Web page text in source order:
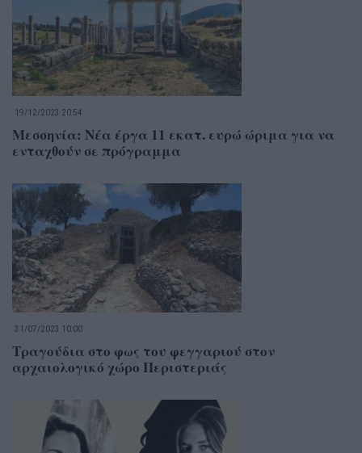
19/12/2023 20:54
Μεσσηνία: Νέα έργα 11 εκατ. ευρώ ώριμα για να
ενταχθούν σε πρόγραμμα
31/07/2023 10:00
Τραγούδια στο φως του φεγγαριού στον
αρχαιολογικό χώρο Περιστεριάς